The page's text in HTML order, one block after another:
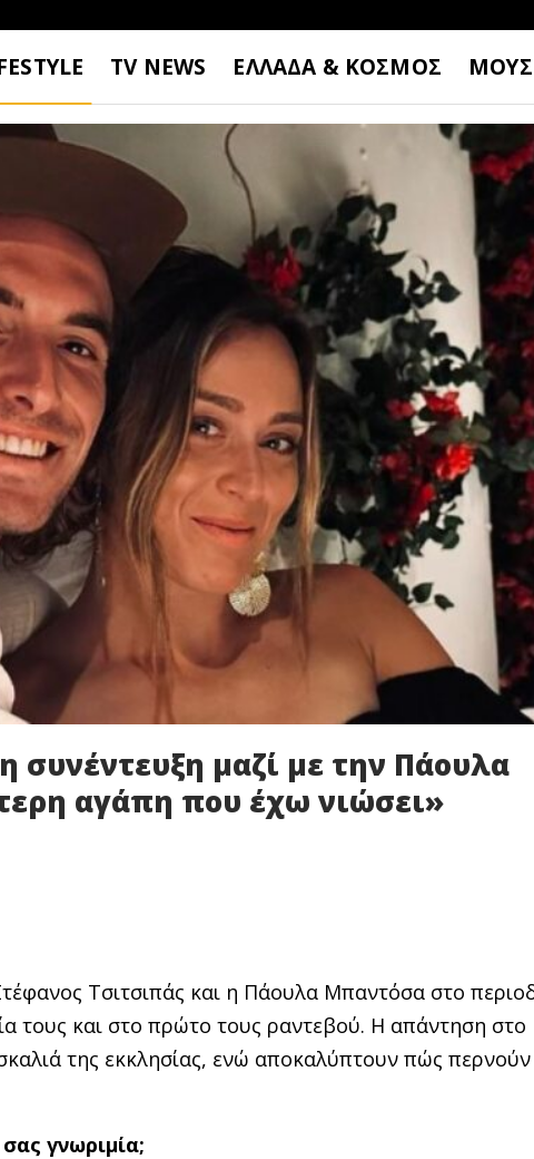
TV NEWS ΕΛΛΑΔΑ & ΚΟΣΜΟΣ
συνέντευξη μαζί με την Πάουλα
αγάπη που έχω νιώσει»
Τσιτσιπάς και η Πάουλα Μπαντόσα στο
τους και στο πρώτο τους ραντεβού. Η απάντηση στο
της εκκλησίας, ενώ αποκαλύπτουν πώς
γνωριμία;